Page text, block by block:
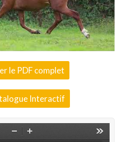
le PDF complet
Interactif